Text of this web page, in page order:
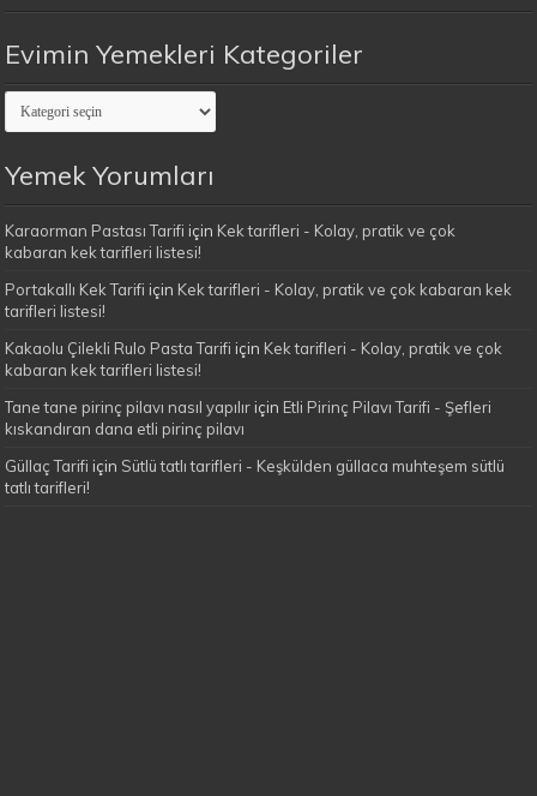
Evimin Yemekleri Kategoriler
Evimin
Yemekleri
Kategoriler
Yemek Yorumları
Karaorman Pastası Tarifi için Kek tarifleri - Kolay, pratik ve çok
kabaran kek tarifleri listesi!
Portakallı Kek Tarifi için Kek tarifleri - Kolay, pratik ve çok kabaran kek
tarifleri listesi!
Kakaolu Çilekli Rulo Pasta Tarifi için Kek tarifleri - Kolay, pratik ve çok
kabaran kek tarifleri listesi!
Tane tane pirinç pilavı nasıl yapılır için Etli Pirinç Pilavı Tarifi - Şefleri
kıskandıran dana etli pirinç pilavı
Güllaç Tarifi için Sütlü tatlı tarifleri - Keşkülden güllaca muhteşem sütlü
tatlı tarifleri!